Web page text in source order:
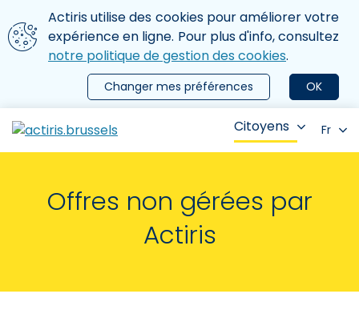
Aller au contenu principal
Nous utilisons des cookies
Actiris utilise des cookies pour améliorer votre
expérience en ligne. Pour plus d'info, consultez
notre politique de gestion des cookies.
OK
Changer mes préférences
le menu
Citoyens Fr
Offres non gérées par
Actiris